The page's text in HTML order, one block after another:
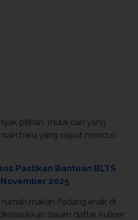
pilihan, mulai dari yang
baru yang cepat mencuri
Pastikan Bantuan BLTS
2025
makan Padang enak di
dalam daftar kuliner